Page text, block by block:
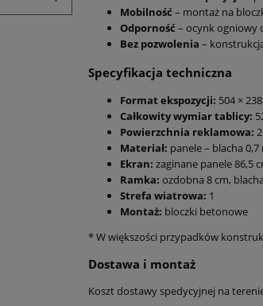
Mobilność – montaż na
Odporność – ocynk ogniowy
Bez pozwolenia –
Specyfikacja techniczna
Format ekspozycji: 504 ×
Całkowity wymiar tablicy:
Powierzchnia reklamowa:
Materiał: panele – blacha
Ekran: zaginane panele 86,5
Ramka: ozdobna 8 cm,
Strefa wiatrowa: 1
Montaż: bloczki betonowe
* W większości przypadków
Dostawa i montaż
Koszt dostawy spedycyjnej na